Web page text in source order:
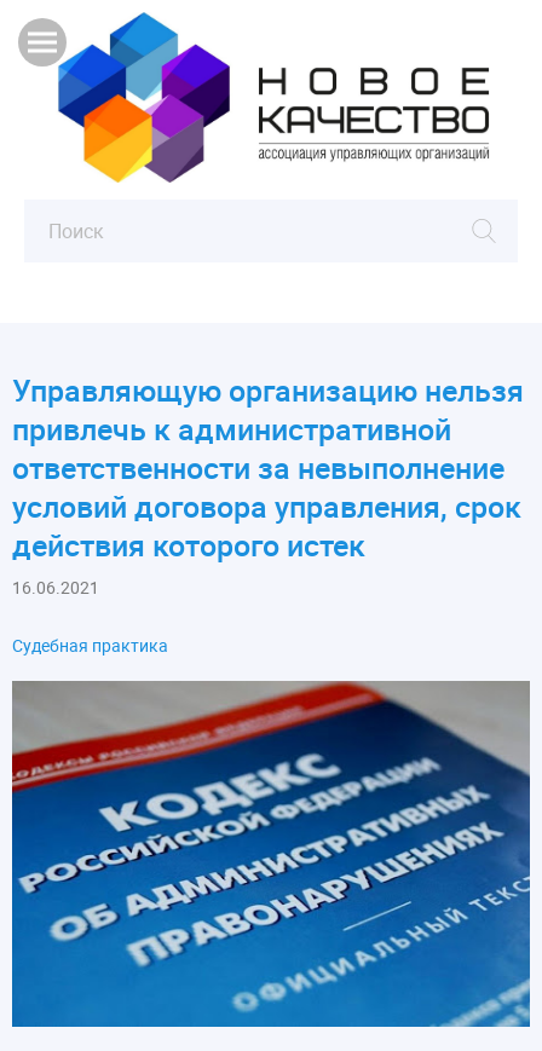
Управляющую организацию нельзя
привлечь к административной
ответственности за невыполнение
условий договора управления, срок
действия которого истек
16.06.2021
Судебная практика